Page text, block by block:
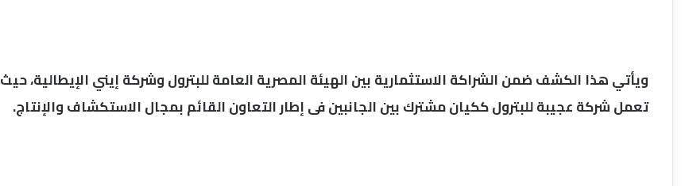
ويأتي هذا الكشف ضمن الشراكة الاستثمارية بين الهيئة المصرية العامة للبترول وشركة إيني الإيطالية، حيث
تعمل شركة عجيبة للبترول ككيان مشترك بين الجانبين فى إطار التعاون القائم بمجال الاستكشاف والإنتاج.